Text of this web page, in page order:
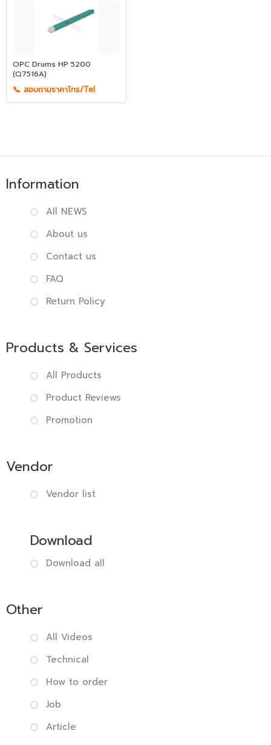
OPC Drums HP 5200
(Q7516A)
📞 สอบถามราคาโทร/Tel
Information
All NEWS
About us
Contact us
FAQ
Return Policy
Products & Services
All Products
Product Reviews
Promotion
Vendor
Vendor list
Download
Download all
Other
All Videos
Technical
How to order
Job
Article